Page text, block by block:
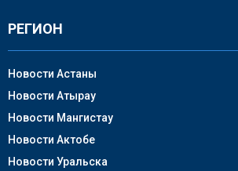
РЕГИОН
Новости Астаны
Новости Атырау
Новости Мангистау
Новости Актобе
Новости Уральска